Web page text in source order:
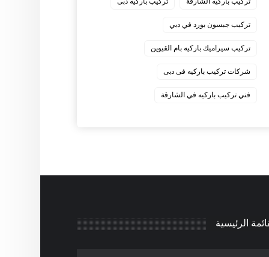
‏تركيب جبسون بورد في دبي
‏تركيب سيراميك باركيه بام القيوين
‏شركات تركيب باركيه فى دبى
‏فني تركيب باركيه في الشارقة
الرئيسية